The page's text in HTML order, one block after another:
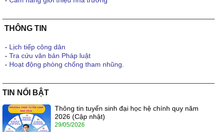
THÔNG TIN
- Lịch tiếp công dân
- Tra cứu văn bản Pháp luật
- Hoạt động phòng chống tham nhũng.
TIN NỔI BẬT
Thông tin tuyển sinh đại học hệ chính quy năm
2026 (Cập nhật)
29/05/2026